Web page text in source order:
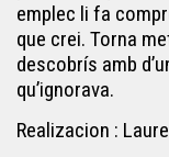
emplec li fa
que crei. Torna
descobrís amb
qu’ignorava.
Realizacion :